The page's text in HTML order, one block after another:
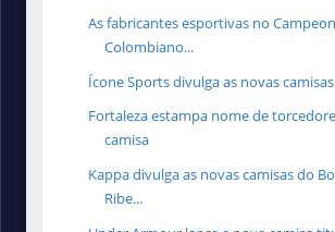
As fabricantes esportivas no
Colombiano...
Ícone Sports divulga as novas
Fortaleza estampa nome de
camisa
Kappa divulga as novas camisas do
Ribe...